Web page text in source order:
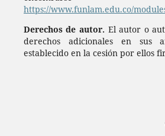
https://www.funlam.edu.co/
Derechos de autor. El autor o
derechos adicionales en sus
establecido en la cesión por ellos